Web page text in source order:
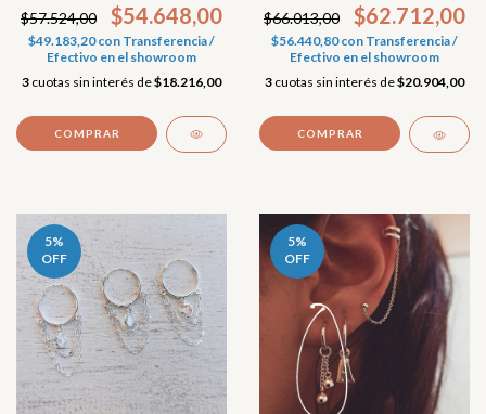
$57.524,00 $54.648,00
$49.183,20con Transferencia /
Efectivo en el showroom
3 cuotas sin interés de$18.216,00
$66.013,00 $62.712,00
$56.440,80con Transferencia /
Efectivo en el showroom
3 cuotas sin interés de$20.904,00
COMPRAR
5%
OFF
5%
OFF